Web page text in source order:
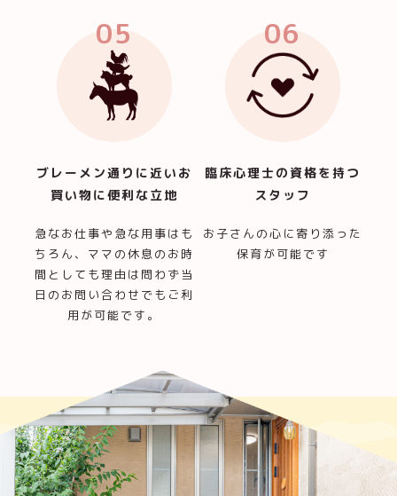
05
ブレーメン通りに近い お
買い物に便利な立地
急なお仕事や急な用事はも
ちろん、ママの休息のお時
間としても理由は問わず当
日のお問い合わせでもご利
用が可能です。
06
臨床心理士の資格を持つ
スタッフ
お子さんの心に寄り添った
保育が可能です